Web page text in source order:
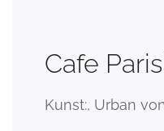
Cafe
Kunst:, Urban